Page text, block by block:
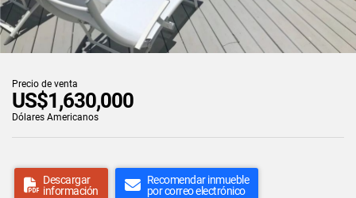
Precio de venta
US$1,630,000
Dólares Americanos
Descargar
información
Recomendar inmueble
por correo electrónico